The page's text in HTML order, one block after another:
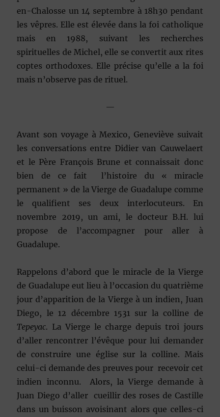
en-Chalosse un 14 septembre à 18h30 pendant
les vêpres. Elle est élevée dans la foi catholique
mais en 1988, suivant les recherches
spirituelles de Michel, elle se convertit aux rites
coptes orthodoxes. Elle précise qu’elle a la foi
mais n’observe pas de rituel.
—
Avant son voyage à Mexico, Geneviève suivait
les conversations entre Didier van Cauwelaert
et le Père François Brune et connaissait donc
bien de ce fait l’histoire du « miracle
permanent » de la Vierge de Guadalupe comme
le qualifient ses deux interlocuteurs. En
novembre 2019, un ami, le docteur B.H. lui
propose de l’accompagner pour aller à
Guadalupe.
Rappelons d’abord que le miracle de la Vierge
de Guadalupe eut lieu à l’occasion du quatrième
jour d’apparition de la Vierge à un indien, Juan
Diego, le 12 décembre 1531 sur la colline de
Tepeyac. La Vierge le charge depuis troi jours
d’aller rencontrer l’évêque pour lui demander
de construire une église sur la colline. Mais
celui-ci demande des preuves pour recevoir cet
indien inconnu. Alors, la Vierge demande à
Juan Diego d’aller cueillir des roses de Castille
dans un buisson avoisinant alors que celles-ci